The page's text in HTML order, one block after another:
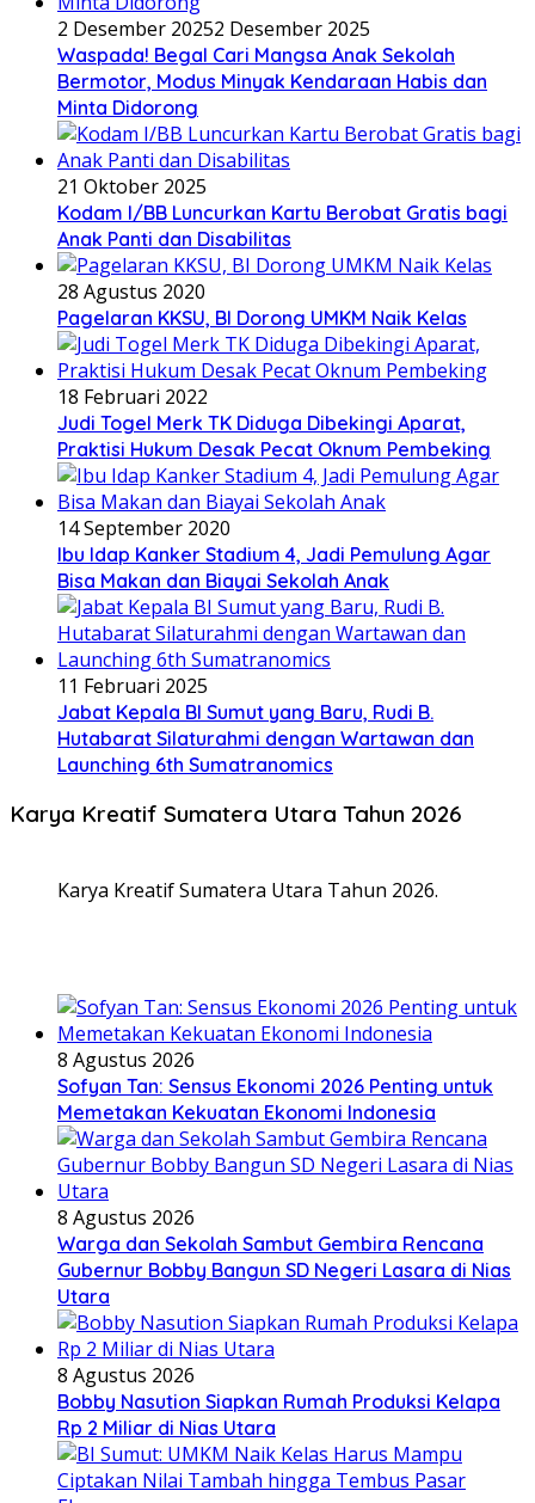
2 Desember 20252 Desember 2025
Waspada! Begal Cari Mangsa Anak Sekolah
Bermotor, Modus Minyak Kendaraan Habis dan
Minta Didorong
21 Oktober 2025
Kodam I/BB Luncurkan Kartu Berobat Gratis bagi
Anak Panti dan Disabilitas
28 Agustus 2020
Pagelaran KKSU, BI Dorong UMKM Naik Kelas
18 Februari 2022
Judi Togel Merk TK Diduga Dibekingi Aparat,
Praktisi Hukum Desak Pecat Oknum Pembeking
14 September 2020
Ibu Idap Kanker Stadium 4, Jadi Pemulung Agar
Bisa Makan dan Biayai Sekolah Anak
11 Februari 2025
Jabat Kepala BI Sumut yang Baru, Rudi B.
Hutabarat Silaturahmi dengan Wartawan dan
Launching 6th Sumatranomics
Karya Kreatif Sumatera Utara Tahun 2026
Karya Kreatif Sumatera Utara Tahun 2026.
8 Agustus 2026
Sofyan Tan: Sensus Ekonomi 2026 Penting untuk
Memetakan Kekuatan Ekonomi Indonesia
8 Agustus 2026
Warga dan Sekolah Sambut Gembira Rencana
Gubernur Bobby Bangun SD Negeri Lasara di Nias
Utara
8 Agustus 2026
Bobby Nasution Siapkan Rumah Produksi Kelapa
Rp 2 Miliar di Nias Utara